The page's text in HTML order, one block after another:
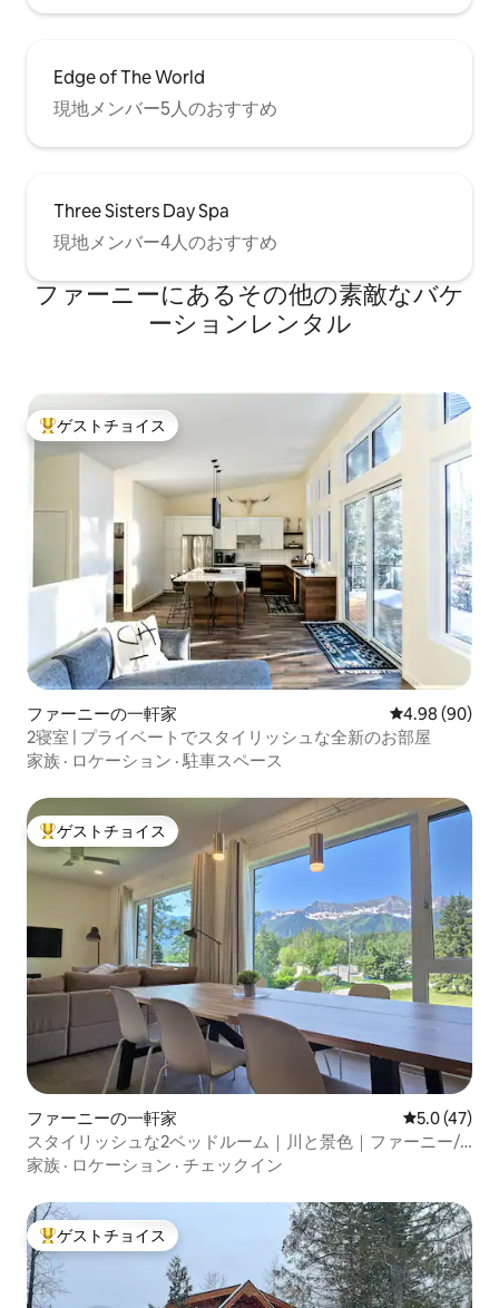
Edge of The World
現地メンバー5人のおすすめ
Three Sisters Day Spa
現地メンバー4人のおすすめ
ファーニーにあるその他の素敵なバケ
ーションレンタル
大好評のゲストチョイスです。
ゲストチョイス
ファーニーの一軒家 レビュー90件
4.98 (90)
2寝室 | プライベートでスタイリッシュな全新のお部屋
家族 · ロケーション · 駐車スペース
大好評のゲストチョイスです。
ゲストチョイス
ファーニーの一軒家 レビュー47
5.0 (47)
スタイリッシュな2ベッドルーム｜川と景色｜ファーニー/
リゾートまで5分
家族 · ロケーション · チェックイン
大好評のゲストチョイスです。
ゲストチョイス